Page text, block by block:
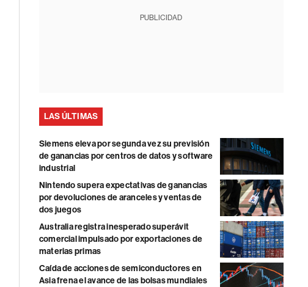
PUBLICIDAD
LAS ÚLTIMAS
Siemens eleva por segunda vez su previsión
de ganancias por centros de datos y software
industrial
Nintendo supera expectativas de ganancias
por devoluciones de aranceles y ventas de
dos juegos
Australia registra inesperado superávit
comercial impulsado por exportaciones de
materias primas
Caída de acciones de semiconductores en
Asia frena el avance de las bolsas mundiales